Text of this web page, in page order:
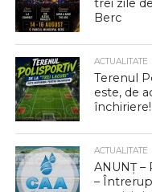
trei zile
Berc
Terenul
este, de
închiriere!
ANUNȚ
–